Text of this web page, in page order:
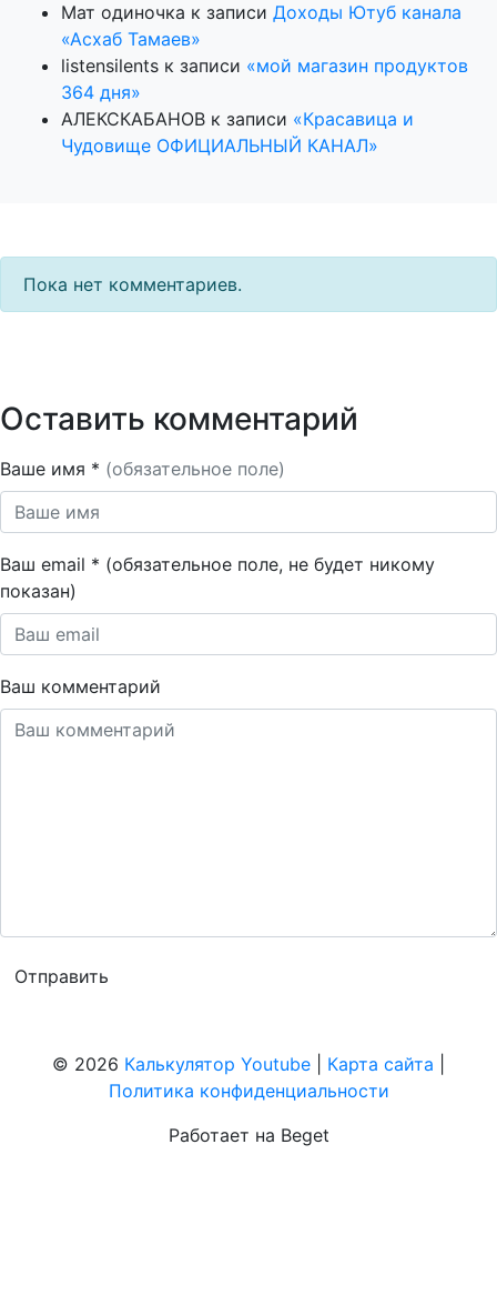
Мат одиночка к записи Доходы Ютуб канала
«Асхаб Тамаев»
listensilents к записи «мой магазин продуктов
364 дня»
АЛЕКСКАБАНОВ к записи «Красавица и
Чудовище ОФИЦИАЛЬНЫЙ КАНАЛ»
Пока нет комментариев.
Оставить комментарий
Ваше имя * (обязательное поле)
Ваш email * (обязательное поле, не будет никому
показан)
Ваш комментарий
© 2026 Калькулятор Youtube Карта сайта
Политика конфиденциальности
Работает на Beget